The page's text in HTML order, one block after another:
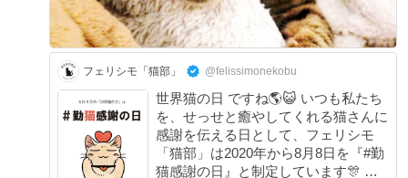
フェリシモ「猫部」 @felissimonekobu
世界猫の日 ですね🌎😺 いつも私たち
を、せっせと癒やしてくれる猫さんに
感謝を伝える日として、フェリシモ
「猫部」は2020年から8月8日を『#勤
猫感謝の日』と制定しています🎊 猫